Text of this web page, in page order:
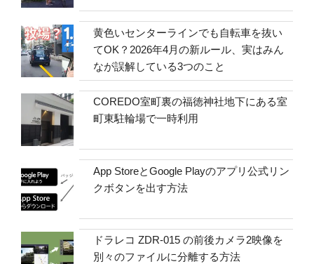
黄色いセンターラインでも自転車を抜い
てOK？2026年4月の新ルール、実はみん
なが誤解している3つのこと
COREDO室町裏の福徳神社地下にある室
町東駐輪場で一時利用
App StoreとGoogle Playのアプリ公式リン
クボタンを出す方法
ドラレコ ZDR-015 の前後カメラ2映像を
別々のファイルに分離する方法